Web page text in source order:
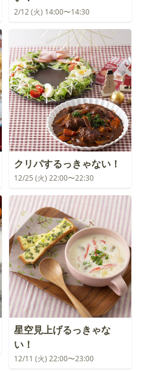
2/12 (火) 14:00〜14:30
クリパするっきゃない！
12/25 (火) 22:00〜22:30
星空見上げるっきゃな
い！
12/11 (火) 22:00〜23:00